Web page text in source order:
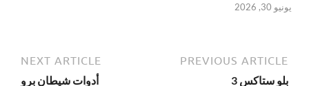
يونيو 30, 2026
PREVIOUS ARTICLE
بلو ستاكس 3
NEXT ARTICLE
أدوات شيطان برو